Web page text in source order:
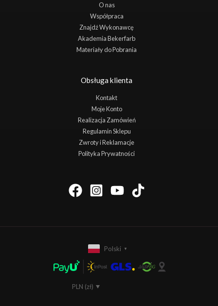
O nas
Współpraca
Znajdź Wykonawcę
Akademia Bekerfarb
Materiały do Pobrania
Obsługa klienta
Kontakt
Moje Konto
Realizacja Zamówień
Regulamin Sklepu
Zwroty i Reklamacje
Polityka Prywatności
Polski ▼
PLN (zł)